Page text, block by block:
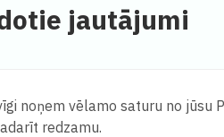
jautājumi
noņem vēlamo saturu no jūsu
redzamu.